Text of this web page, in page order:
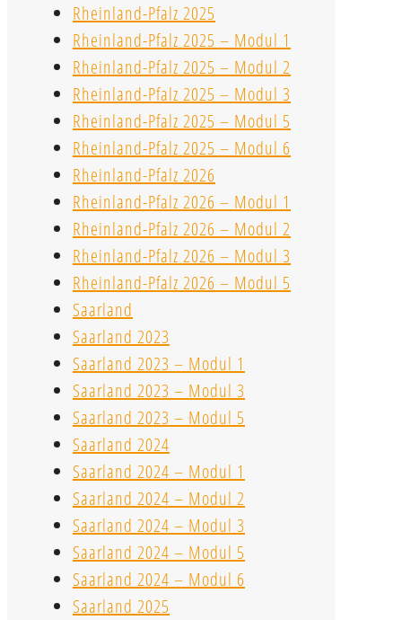
Rheinland-Pfalz 2025
Rheinland-Pfalz 2025 – Modul 1
Rheinland-Pfalz 2025 – Modul 2
Rheinland-Pfalz 2025 – Modul 3
Rheinland-Pfalz 2025 – Modul 5
Rheinland-Pfalz 2025 – Modul 6
Rheinland-Pfalz 2026
Rheinland-Pfalz 2026 – Modul 1
Rheinland-Pfalz 2026 – Modul 2
Rheinland-Pfalz 2026 – Modul 3
Rheinland-Pfalz 2026 – Modul 5
Saarland
Saarland 2023
Saarland 2023 – Modul 1
Saarland 2023 – Modul 3
Saarland 2023 – Modul 5
Saarland 2024
Saarland 2024 – Modul 1
Saarland 2024 – Modul 2
Saarland 2024 – Modul 3
Saarland 2024 – Modul 5
Saarland 2024 – Modul 6
Saarland 2025